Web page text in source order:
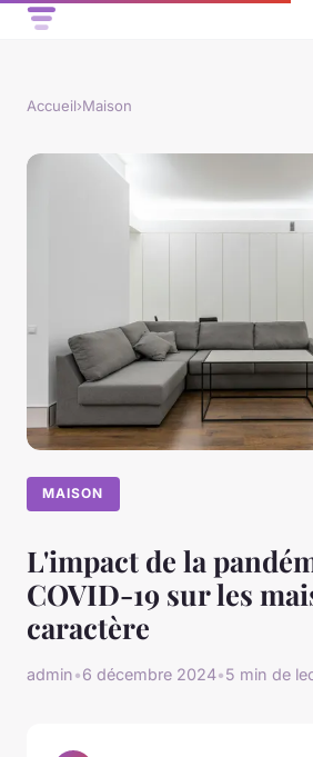
Accueil›Maison
MAISON
L'impact de la
COVID-19 sur les
caractère
admin•6 décembre 2024•5 min de